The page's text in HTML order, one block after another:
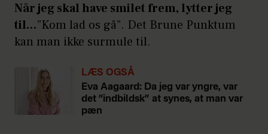
Når jeg skal have smilet frem, lytter jeg
til…”Kom lad os gå”. Det Brune Punktum
kan man ikke surmule til.
LÆS OGSÅ
Eva Aagaard: Da jeg var yngre, var
det ”indbildsk” at synes, at man var
pæn